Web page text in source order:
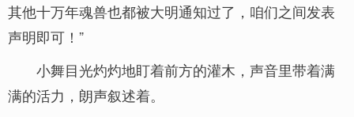
其他十万年魂兽也都被大明通知过了，咱们之间发表
声明即可！”
小舞目光灼灼地盯着前方的灌木，声音里带着满
满的活力，朗声叙述着。